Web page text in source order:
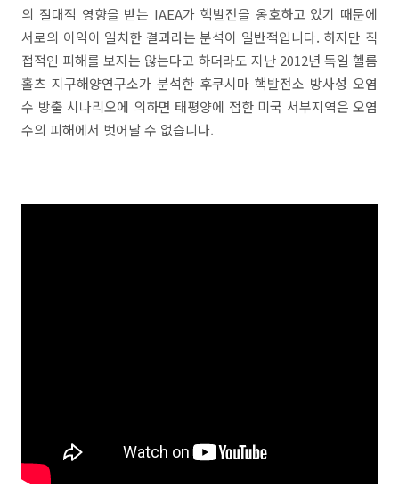
의 절대적 영향을 받는 IAEA가 핵발전을 옹호하고 있기 때문에
서로의 이익이 일치한 결과라는 분석이 일반적입니다. 하지만 직
접적인 피해를 보지는 않는다고 하더라도 지난 2012년 독일 헬름
홀츠 지구해양연구소가 분석한 후쿠시마 핵발전소 방사성 오염
수 방출 시나리오에 의하면 태평양에 접한 미국 서부지역은 오염
수의 피해에서 벗어날 수 없습니다.